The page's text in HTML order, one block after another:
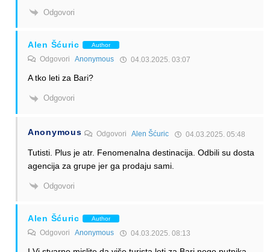
Odgovori
Alen Šćuric Author
Odgovori Anonymous 04.03.2025. 03:07
A tko leti za Bari?
Odgovori
Anonymous OdgovoriAlen Šćuric 04.03.2025. 05:48
Tutisti. Plus je atr. Fenomenalna destinacija. Odbili su dosta
agencija za grupe jer ga prodaju sami.
Odgovori
Alen Šćuric Author
Odgovori Anonymous 04.03.2025. 08:13